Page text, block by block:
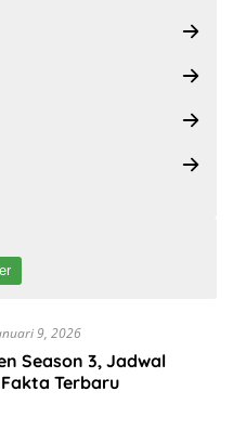
9, 2026
Season 3, Jadwal
Terbaru